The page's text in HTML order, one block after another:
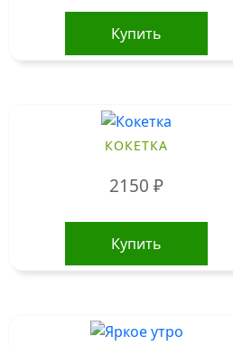
Купить
КОКЕТКА
2150₽
Купить